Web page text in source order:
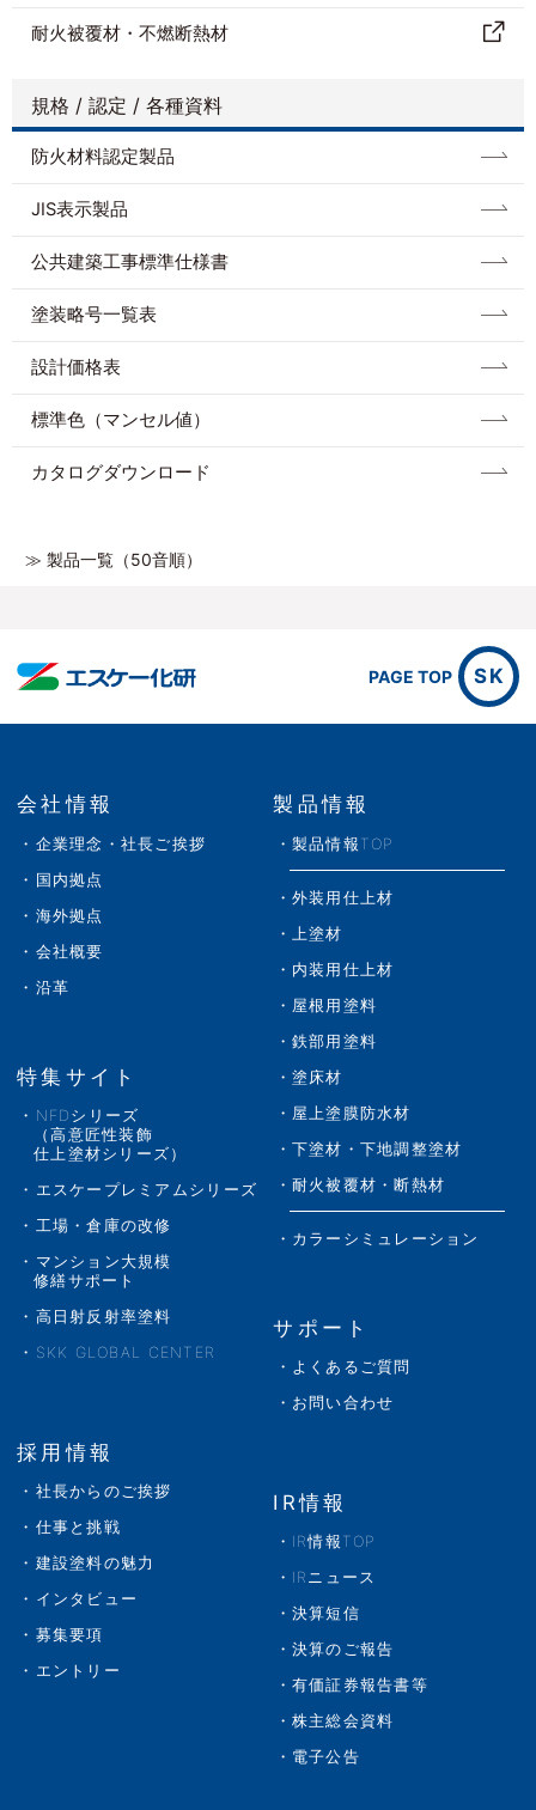
耐⽕被覆材・不燃断熱材
規格 / 認定 / 各種資料
防⽕材料認定製品
JIS表示製品
公共建築工事標準仕様書
塗装略号一覧表
設計価格表
標準色（マンセル値）
カタログダウンロード
≫ 製品一覧（50音順）
PAGE TOP SK
会社情報
企業理念・社長ご挨拶
国内拠点
海外拠点
会社概要
沿革
製品情報
製品情報TOP
外装用仕上材
上塗材
内装用仕上材
屋根用塗料
鉄部用塗料
塗床材
屋上塗膜防水材
下塗材・下地調整塗材
耐火被覆材・断熱材
カラーシミュレーション
特集サイト
NFDシリーズ
（高意匠性装飾
仕上塗材シリーズ）
エスケープレミアムシリーズ
工場・倉庫の改修
マンション大規模
修繕サポート
高日射反射率塗料
SKK GLOBAL CENTER
サポート
よくあるご質問
お問い合わせ
採用情報
社長からのご挨拶
仕事と挑戦
建設塗料の魅力
インタビュー
募集要項
エントリー
IR情報
IR情報TOP
IRニュース
決算短信
決算のご報告
有価証券報告書等
株主総会資料
電子公告